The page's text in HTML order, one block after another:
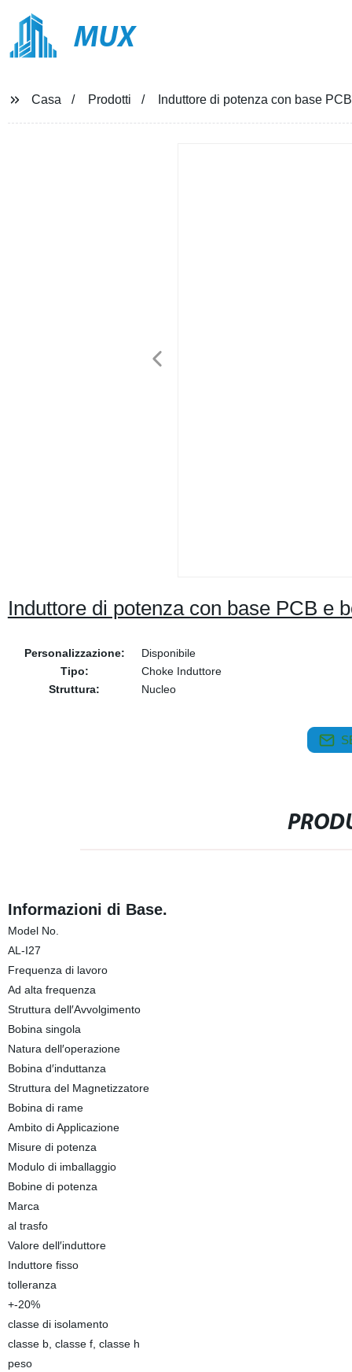
MUX
Casa Prodotti Induttore di potenza con base
Induttore di potenza con base PCB e
Personalizzazione:
Disponibile
Tipo:
Choke Induttore
Struttura:
Nucleo
Informazioni di Base.
Model No.
AL-I27
Frequenza di lavoro
Ad alta frequenza
Struttura dell′Avvolgimento
Bobina singola
Natura dell′operazione
Bobina d′induttanza
Struttura del Magnetizzatore
Bobina di rame
Ambito di Applicazione
Misure di potenza
Modulo di imballaggio
Bobine di potenza
Marca
al trasfo
Valore dell′induttore
Induttore fisso
tolleranza
+-20%
classe di isolamento
classe b, classe f, classe h
peso